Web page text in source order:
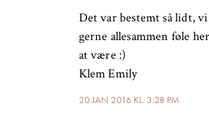
20 JAN 2016 KL. 3:28 PM
Det var bestemt så lidt,
gerne allesammen føle
at være :)
Klem Emily